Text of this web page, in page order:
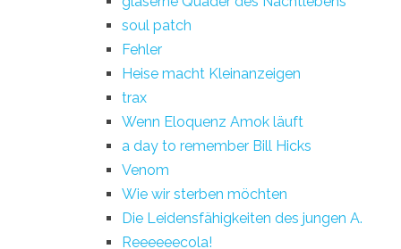
soul patch
Fehler
Heise macht Kleinanzeigen
trax
Wenn Eloquenz Amok läuft
a day to remember Bill Hicks
Venom
Wie wir sterben möchten
Die Leidensfähigkeiten des jungen A.
Reeeeeecola!